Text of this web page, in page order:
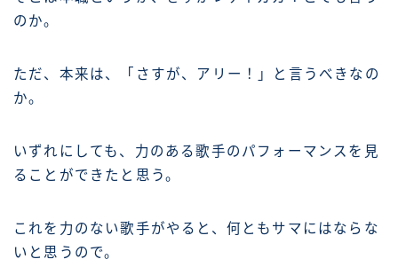
のか。
ただ、本来は、「さすが、アリー！」と言うべきなの
か。
いずれにしても、力のある歌手のパフォーマンスを見
ることができたと思う。
これを力のない歌手がやると、何ともサマにはならな
いと思うので。